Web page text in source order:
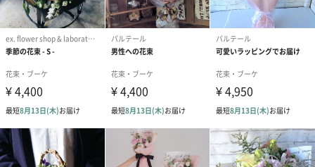
適です）
⚫︎送別会や発表会の贈り物に
に華を添えます）
⚫︎お見舞いや「お疲れ様」の気持ちを込めて